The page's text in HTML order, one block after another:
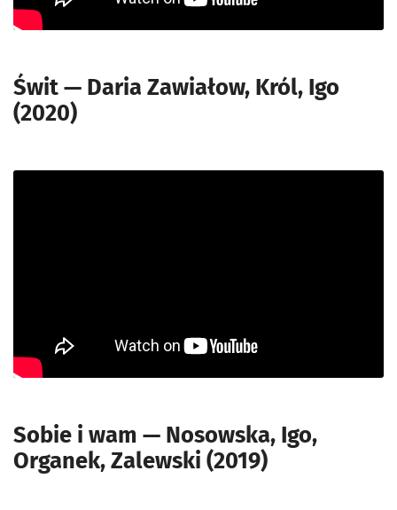
Świt — Daria Zawiałow, Król, Igo
(2020)
Sobie i wam — Nosowska, Igo,
Organek, Zalewski (2019)